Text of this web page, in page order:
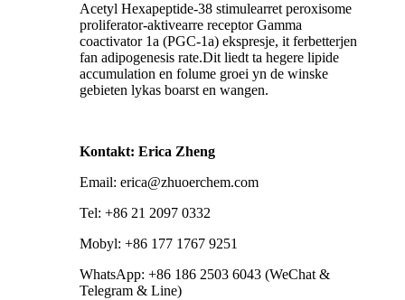
Acetyl Hexapeptide-38 stimulearret peroxisome
proliferator-aktivearre receptor Gamma
coactivator 1a (PGC-1a) ekspresje, it ferbetterjen
fan adipogenesis rate.Dit liedt ta hegere lipide
accumulation en folume groei yn de winske
gebieten lykas boarst en wangen.
Kontakt: Erica Zheng
Email: erica@zhuoerchem.com
Tel: +86 21 2097 0332
Mobyl: +86 177 1767 9251
WhatsApp: +86 186 2503 6043 (WeChat &
Telegram & Line)